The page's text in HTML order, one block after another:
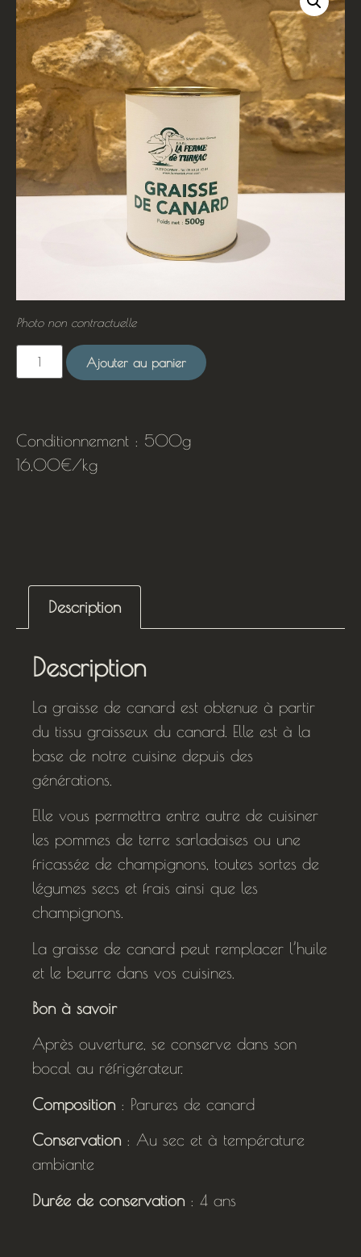
Photo non contractuelle
Ajouter au panier
Conditionnement : 500g
16,00€/kg
Description
Description
La graisse de canard est obtenue à partir
du tissu graisseux du canard. Elle est à la
base de notre cuisine depuis des
générations.
Elle vous permettra entre autre de cuisiner
les pommes de terre sarladaises ou une
fricassée de champignons, toutes sortes de
légumes secs et frais ainsi que les
champignons.
La graisse de canard peut remplacer l’huile
et le beurre dans vos cuisines.
Bon à savoir
Après ouverture, se conserve dans son
bocal au réfrigérateur.
Composition : Parures de canard
Conservation : Au sec et à température
ambiante
Durée de conservation : 4 ans